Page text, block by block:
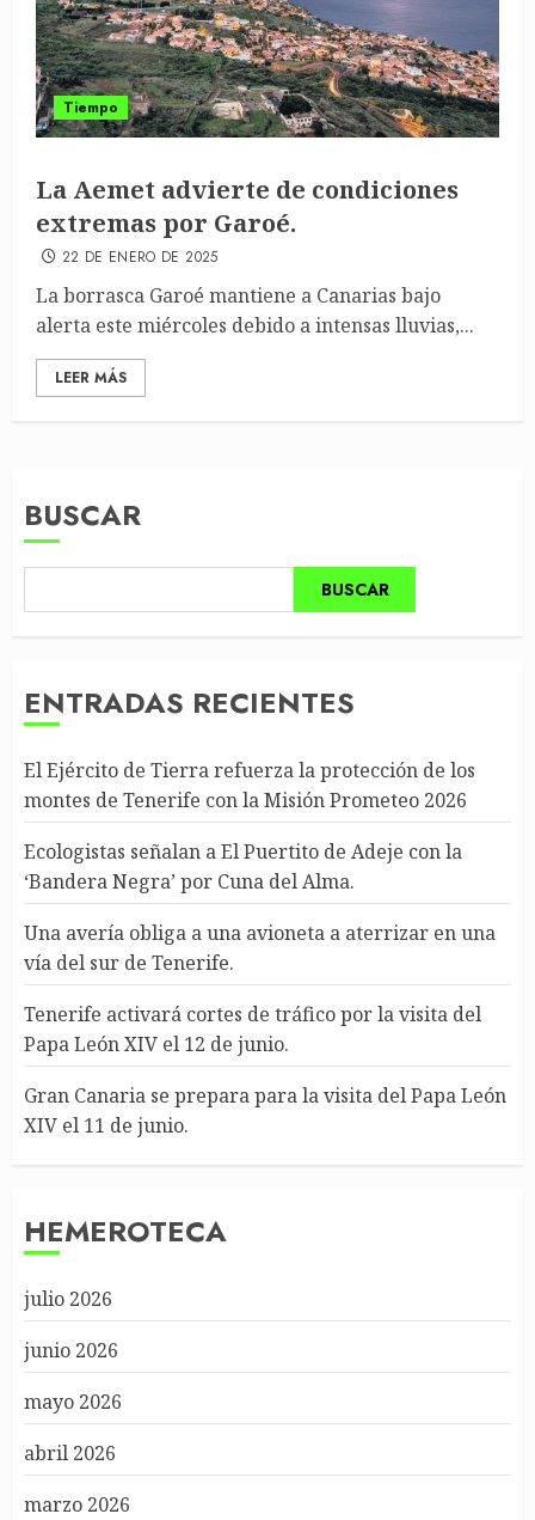
Tiempo
La Aemet advierte de condiciones
extremas por Garoé.
22 DE ENERO DE 2025
La borrasca Garoé mantiene a Canarias bajo
alerta este miércoles debido a intensas lluvias,...
LEER MÁS
BUSCAR
BUSCAR
ENTRADAS RECIENTES
El Ejército de Tierra refuerza la protección de los
montes de Tenerife con la Misión Prometeo 2026
Ecologistas señalan a El Puertito de Adeje con la
‘Bandera Negra’ por Cuna del Alma.
Una avería obliga a una avioneta a aterrizar en una
vía del sur de Tenerife.
Tenerife activará cortes de tráfico por la visita del
Papa León XIV el 12 de junio.
Gran Canaria se prepara para la visita del Papa León
XIV el 11 de junio.
HEMEROTECA
julio 2026
junio 2026
mayo 2026
abril 2026
marzo 2026